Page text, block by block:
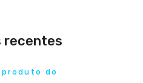
recentes
do